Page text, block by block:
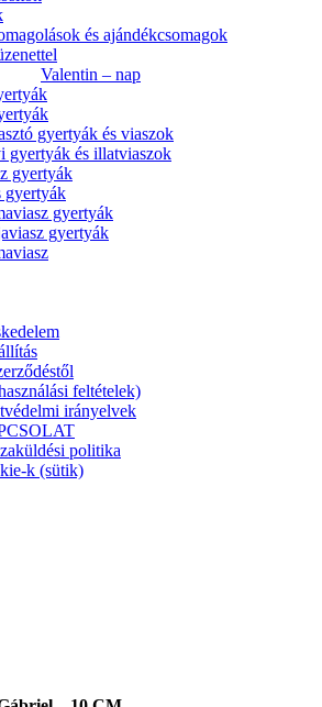
és ajándékcsomagok
Valentin – nap
gyertyák és viaszok
gyertyák és illatviaszok
gyertyák
gyertyák
gyertyák
gyertyák
feltételek)
irányelvek
politika
k (sütik)